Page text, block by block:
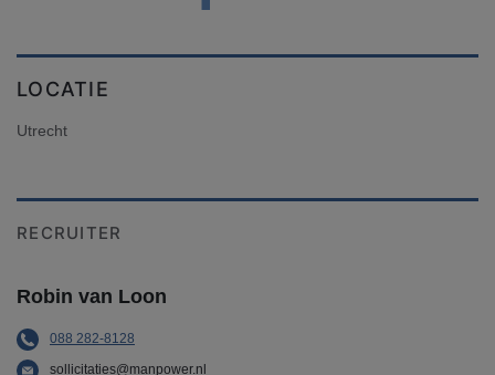
LOCATIE
Utrecht
RECRUITER
Robin van Loon
088 282-8128
sollicitaties@manpower.nl